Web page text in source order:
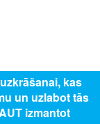
satura visas tiesības
kas
un uzlabot tās
izmantot